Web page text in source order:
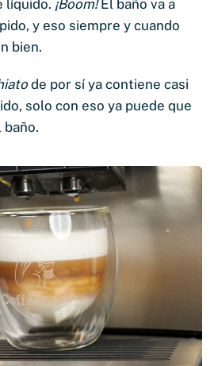
líquido. ¡Boom!El baño va a
y eso siempre y cuando
bien.
de por sí ya contiene casi
solo con eso ya puede que
baño.